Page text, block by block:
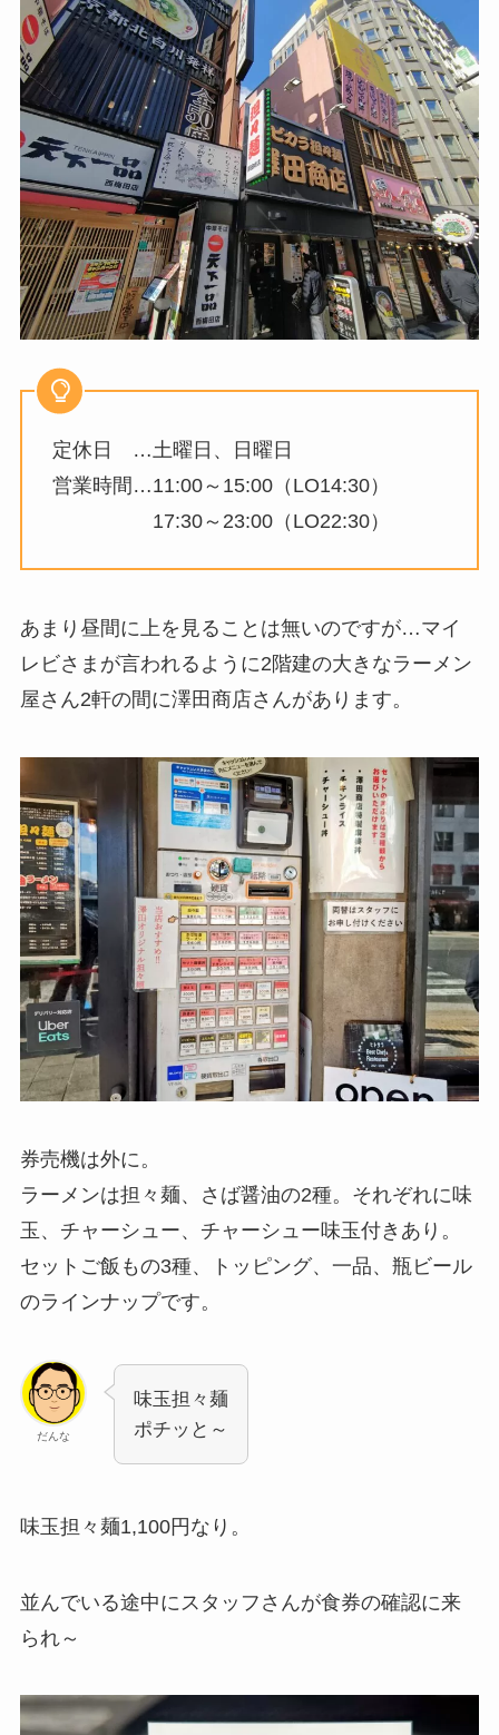
定休日 …土曜日、日曜日
営業時間…11:00～15:00（LO14:30）
17:30～23:00（LO22:30）
あまり昼間に上を見ることは無いのですが…マイ
レビさまが言われるように2階建の大きなラーメン
屋さん2軒の間に澤田商店さんがあります。
券売機は外に。
ラーメンは担々麺、さば醤油の2種。それぞれに味
玉、チャーシュー、チャーシュー味玉付きあり。
セットご飯もの3種、トッピング、一品、瓶ビール
のラインナップです。
だんな
味玉担々麺
ポチッと～
味玉担々麺1,100円なり。
並んでいる途中にスタッフさんが食券の確認に来
られ～